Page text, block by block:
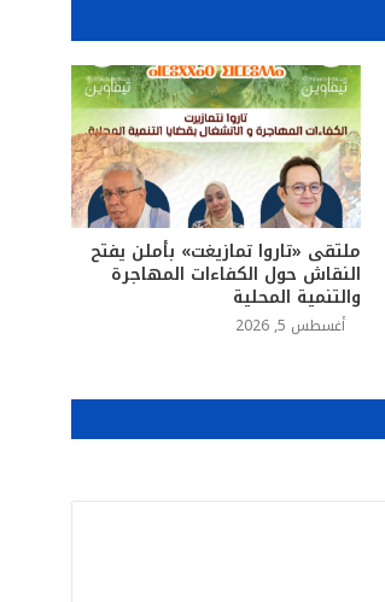
ملتقى «تاروا تمازيغت» بأملن يفتح
النقاش حول الكفاءات المهاجرة
والتنمية المحلية
أغسطس 5, 2026